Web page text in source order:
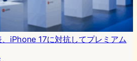
iPhone 17に対抗してプレミアム